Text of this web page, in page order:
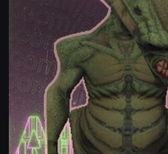
Инопланетянин
Скин инопланетянина из GTA 5,
мувиков и просто для рофла.